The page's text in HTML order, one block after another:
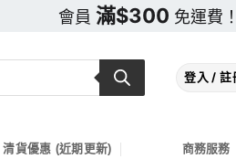
會員 滿$300 免運費
登入 / 註
清貨優惠 (近期更新) 商務服務